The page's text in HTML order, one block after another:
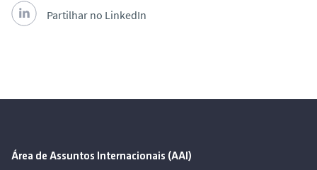
Partilhar no LinkedIn
Área de Assuntos Internacionais (AAI)